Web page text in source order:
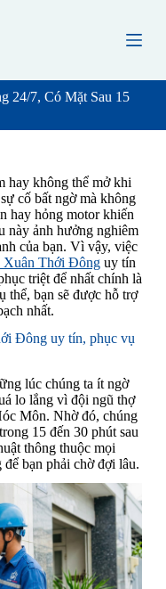
24/7, Có Mặt Sau 15
hay không thể mở khi
cố bất ngờ mà không
hay hỏng motor khiến
này ảnh hưởng nghiêm
của bạn. Vì vậy, việc
Xuân Thới Đônguy tín
triệt để nhất chính là
thể, bạn sẽ được hỗ trợ
nhất.
Đông uy tín, phục vụ
lúc chúng ta ít ngờ
lo lắng vì đội ngũ thợ
Môn. Nhờ đó, chúng
15 đến 30 phút sau
thông thuộc mọi
bạn phải chờ đợi lâu.